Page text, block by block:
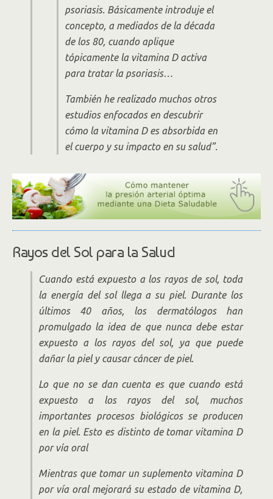
psoriasis. Básicamente introduje el
concepto, a mediados de la década
de los 80, cuando aplique
tópicamente la vitamina D activa
para tratar la psoriasis…
También he realizado muchos otros
estudios enfocados en descubrir
cómo la vitamina D es absorbida en
el cuerpo y su impacto en su salud”.
Rayos del Sol para la Salud
Cuando está expuesto a los rayos de sol, toda
la energía del sol llega a su piel. Durante los
últimos 40 años, los dermatólogos han
promulgado la idea de que nunca debe estar
expuesto a los rayos del sol, ya que puede
dañar la piel y causar cáncer de piel.
Lo que no se dan cuenta es que cuando está
expuesto a los rayos del sol, muchos
importantes procesos biológicos se producen
en la piel. Esto es distinto de tomar vitamina D
por vía oral
Mientras que tomar un suplemento vitamina D
por vía oral mejorará su estado de vitamina D,